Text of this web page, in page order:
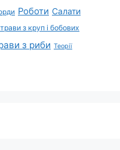
Роботи Салати
з круп і бобових
з риби Теорії